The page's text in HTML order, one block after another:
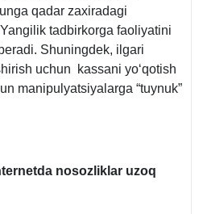
qadar zaхiradagi
tadbirkorga faoliyatini
Shuningdek, ilgari
uchun kassani yoʻqotish
manipulyatsiyalarga “tuynuk”
nosozliklar uzoq